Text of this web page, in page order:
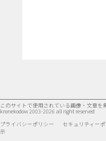
このサイトで使用されている画像・文章を
kronekodow 2003-2026 all right reserved
プライバシーポリシー
セキュリティー
示